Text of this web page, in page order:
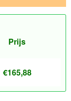
Prijs
€165,88